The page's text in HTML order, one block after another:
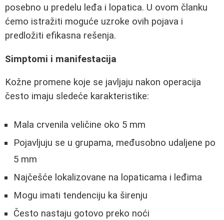
posebno u predelu leđa i lopatica. U ovom članku
ćemo istražiti moguće uzroke ovih pojava i
predložiti efikasna rešenja.
Simptomi i manifestacija
Kožne promene koje se javljaju nakon operacija
često imaju sledeće karakteristike:
Mala crvenila veličine oko 5 mm
Pojavljuju se u grupama, međusobno udaljene po
5 mm
Najčešće lokalizovane na lopaticama i leđima
Mogu imati tendenciju ka širenju
Često nastaju gotovo preko noći